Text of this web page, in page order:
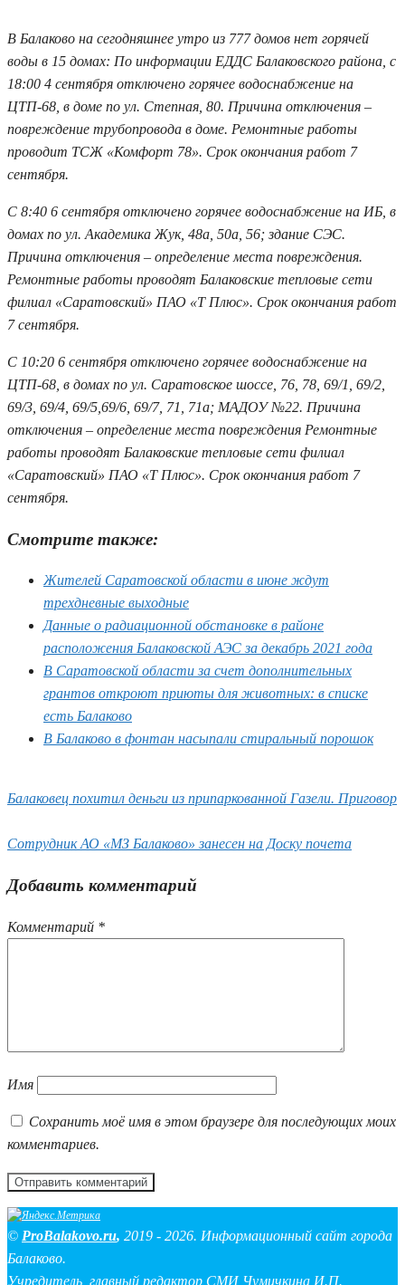
В Балаково на сегодняшнее утро из 777 домов нет горячей
воды в 15 домах: По информации ЕДДС Балаковского района, с
18:00 4 сентября отключено горячее водоснабжение на
ЦТП-68, в доме по ул. Степная, 80. Причина отключения –
повреждение трубопровода в доме. Ремонтные работы
проводит ТСЖ «Комфорт 78». Срок окончания работ 7
сентября.
С 8:40 6 сентября отключено горячее водоснабжение на ИБ, в
домах по ул. Академика Жук, 48а, 50а, 56; здание СЭС.
Причина отключения – определение места повреждения.
Ремонтные работы проводят Балаковские тепловые сети
филиал «Саратовский» ПАО «Т Плюс». Срок окончания работ
7 сентября.
С 10:20 6 сентября отключено горячее водоснабжение на
ЦТП-68, в домах по ул. Саратовское шоссе, 76, 78, 69/1, 69/2,
69/3, 69/4, 69/5,69/6, 69/7, 71, 71а; МАДОУ №22. Причина
отключения – определение места повреждения Ремонтные
работы проводят Балаковские тепловые сети филиал
«Саратовский» ПАО «Т Плюс». Срок окончания работ 7
сентября.
Смотрите также:
Жителей Саратовской области в июне ждут
трехдневные выходные
Данные о радиационной обстановке в районе
расположения Балаковской АЭС за декабрь 2021 года
В Саратовской области за счет дополнительных
грантов откроют приюты для животных: в списке
есть Балаково
В Балаково в фонтан насыпали стиральный порошок
Балаковец похитил деньги из припаркованной Газели. Приговор
Сотрудник АО «МЗ Балаково» занесен на Доску почета
Добавить комментарий
Комментарий *
Имя
Сохранить моё имя в этом браузере для последующих моих
комментариев.
© ProBalakovo.ru, 2019 - 2026. Информационный сайт города
Балаково.
Учредитель, главный редактор СМИ Чумичкина И.П.